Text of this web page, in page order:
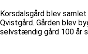
Korsdalsgård blev
Qvistgård. Gården blev
selvstændig gård 100 år